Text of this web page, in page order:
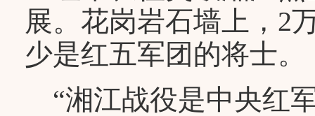
展。花岗岩石墙上，2
少是红五军团的将士。
“湘江战役是中央红